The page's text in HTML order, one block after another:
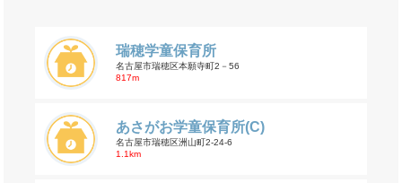
瑞穂学童保育所
名古屋市瑞穂区本願寺町2－56
817m
あさがお学童保育所(C)
名古屋市瑞穂区洲山町2-24-6
1.1km